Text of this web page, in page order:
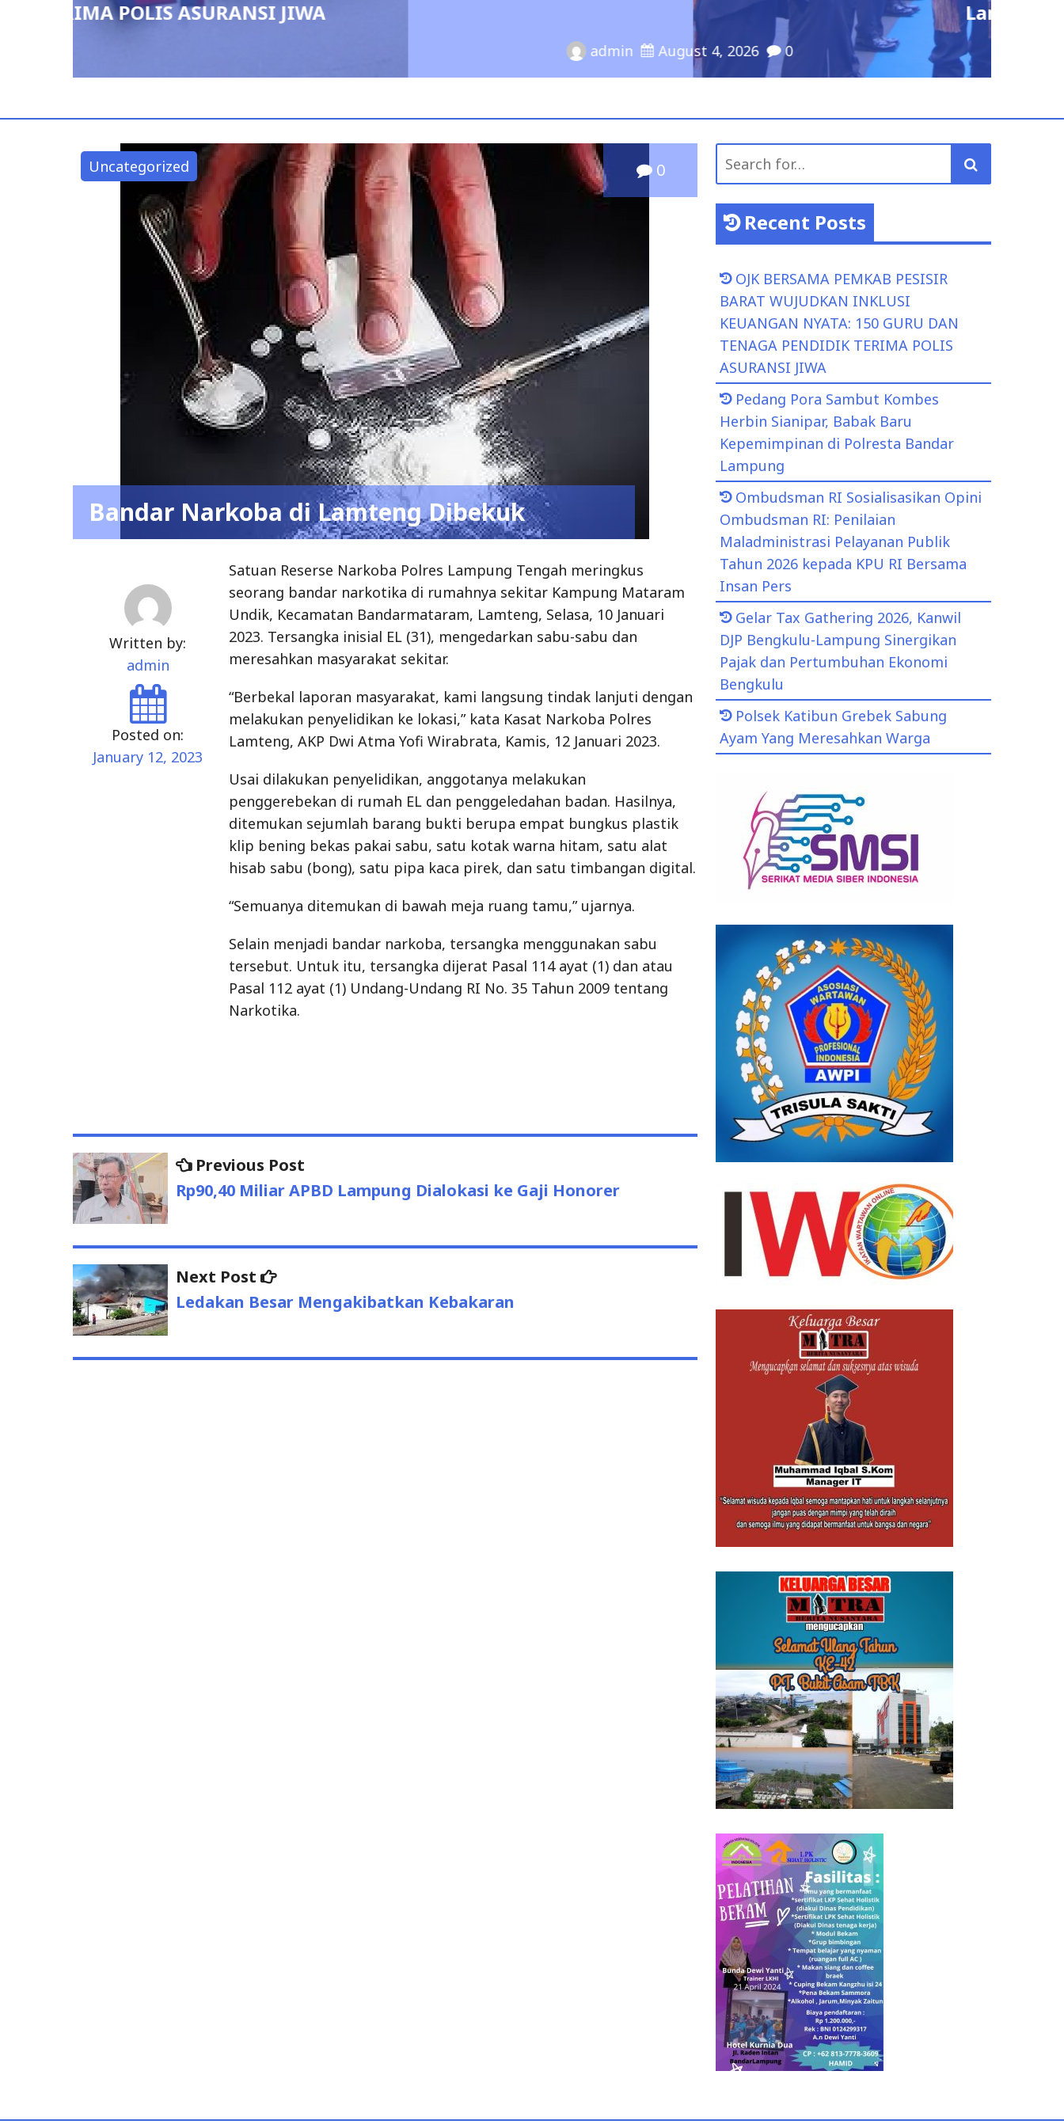
Uncategorized 0
Bandar Narkoba di Lamteng Dibekuk
Written by:
admin
Posted on:
January 12, 2023
Satuan Reserse Narkoba Polres Lampung Tengah meringkus
seorang bandar narkotika di rumahnya sekitar Kampung Mataram
Undik, Kecamatan Bandarmataram, Lamteng, Selasa, 10 Januari
2023. Tersangka inisial EL (31), mengedarkan sabu-sabu dan
meresahkan masyarakat sekitar.
“Berbekal laporan masyarakat, kami langsung tindak lanjuti dengan
melakukan penyelidikan ke lokasi,” kata Kasat Narkoba Polres
Lamteng, AKP Dwi Atma Yofi Wirabrata, Kamis, 12 Januari 2023.
Usai dilakukan penyelidikan, anggotanya melakukan
penggerebekan di rumah EL dan penggeledahan badan. Hasilnya,
ditemukan sejumlah barang bukti berupa empat bungkus plastik
klip bening bekas pakai sabu, satu kotak warna hitam, satu alat
hisab sabu (bong), satu pipa kaca pirek, dan satu timbangan digital.
“Semuanya ditemukan di bawah meja ruang tamu,” ujarnya.
Selain menjadi bandar narkoba, tersangka menggunakan sabu
tersebut. Untuk itu, tersangka dijerat Pasal 114 ayat (1) dan atau
Pasal 112 ayat (1) Undang-Undang RI No. 35 Tahun 2009 tentang
Narkotika.
Post
navigation
Previous Post
post:
Rp90,40 Miliar APBD Lampung Dialokasi ke Gaji Honorer
Next Post
Next
post:
Ledakan Besar Mengakibatkan Kebakaran
Search
Recent Posts
OJK BERSAMA PEMKAB PESISIR
BARAT WUJUDKAN INKLUSI
KEUANGAN NYATA: 150 GURU DAN
TENAGA PENDIDIK TERIMA POLIS
ASURANSI JIWA
Pedang Pora Sambut Kombes
Herbin Sianipar, Babak Baru
Kepemimpinan di Polresta Bandar
Lampung
Ombudsman RI Sosialisasikan Opini
Ombudsman RI: Penilaian
Maladministrasi Pelayanan Publik
Tahun 2026 kepada KPU RI Bersama
Insan Pers
Gelar Tax Gathering 2026, Kanwil
DJP Bengkulu-Lampung Sinergikan
Pajak dan Pertumbuhan Ekonomi
Bengkulu
Polsek Katibun Grebek Sabung
Ayam Yang Meresahkan Warga